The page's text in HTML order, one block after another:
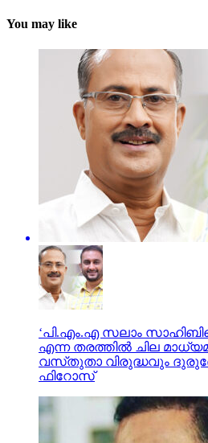
You may like
‘പി.എം.എ സലാം
എന്ന തരത്തിൽ ചില
വസ്‌തുതാ വിരുദ്ധവും
ഫിറോസ്‌